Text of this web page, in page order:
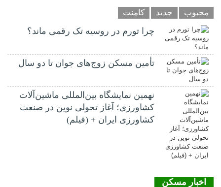
محبوب جدید کامنت
چرا تورم در روسیه تک رقمی ماند؟
تأمین مسکن زوج‌های جوان تا دو سال
نهمین نمایشگاه بین‌المللی ماشین‌آلات
کشاورزی؛ آغاز تحولی نوین در صنعت
کشاورزی ایران + (فیلم)
اخبار مسکن